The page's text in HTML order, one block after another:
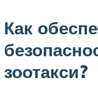
Как
зоотакси?